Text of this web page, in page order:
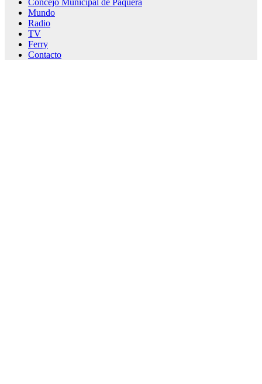
Concejo Municipal de Paquera
Mundo
Radio
TV
Ferry
Contacto